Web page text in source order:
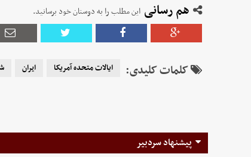
هم رسانی این مطلب را به دوستان خود برسانید.
کلمات کلیدی: ایالات متحده آمریکا ایران
پیشنهاد سردبیر